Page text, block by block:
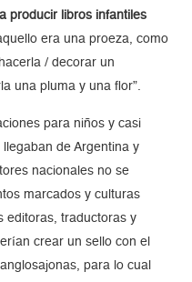
producir libros infantiles
era una proeza, como
/ decorar un
una pluma y una flor”.
para niños y casi
de Argentina y
nacionales no se
marcados y culturas
editoras, traductoras y
crear un sello con el
para lo cual